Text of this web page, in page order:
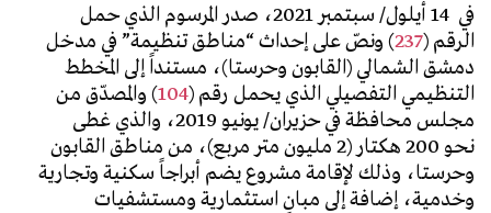
في 14 أيلول/ سبتمبر 2021، صدر المرسوم الذي حمل
الرقم ( 237) ونصّ على إحداث “مناطق تنظيمة” في مدخل
دمشق الشمالي (القابون وحرستا)، مستنداً إلى المخطط
التنظيمي التفصيلي الذي يحمل رقم ( 104) والمصدّق من
مجلس محافظة في حزيران/ يونيو 2019، والذي غطى
نحو 200 هكتار (2 مليون متر مربع)، من مناطق القابون
وحرستا، وذلك لإقامة مشروع يضم أبراجاً سكنية وتجارية
وخدمية، إضافة إلى مبانٍ استثمارية ومستشفيات